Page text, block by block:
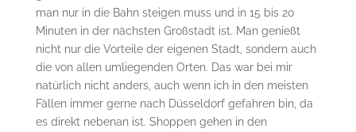
man nur in die Bahn steigen muss und in 15 bis 20
Minuten in der nächsten Großstadt ist. Man genießt
nicht nur die Vorteile der eigenen Stadt, sondern auch
die von allen umliegenden Orten. Das war bei mir
natürlich nicht anders, auch wenn ich in den meisten
Fällen immer gerne nach Düsseldorf gefahren bin, da
es direkt nebenan ist. Shoppen gehen in den